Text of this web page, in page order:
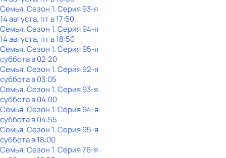
Семья. Сезон 1. Серия 93-я
14 августа, пт в 17:50
Семья. Сезон 1. Серия 94-я
14 августа, пт в 18:50
Семья. Сезон 1. Серия 95-я
субботав02:20
Семья. Сезон 1. Серия 92-я
субботав03:05
Семья. Сезон 1. Серия 93-я
субботав04:00
Семья. Сезон 1. Серия 94-я
субботав04:55
Семья. Сезон 1. Серия 95-я
субботав18:00
Семья. Сезон 1. Серия 76-я